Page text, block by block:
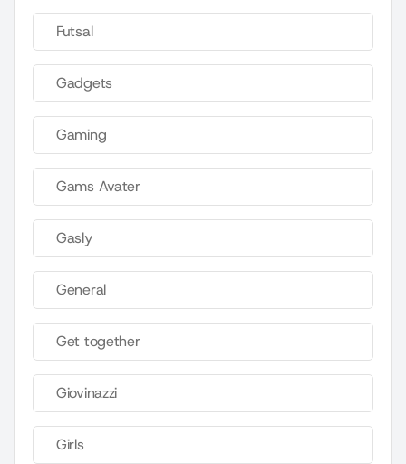
Futsal
Gadgets
Gaming
Gams Avater
Gasly
General
Get together
Giovinazzi
Girls